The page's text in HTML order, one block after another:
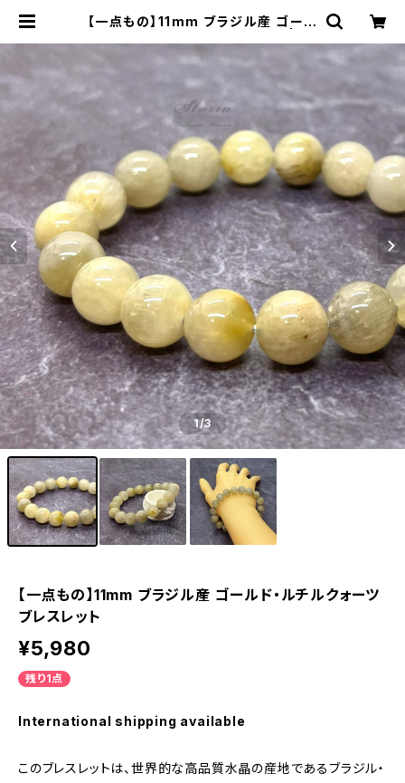
【一点もの】11mm ブラジル産 ゴール
oria
1/3
【一点もの】11mm ブラジル産 ゴールド・ルチルクォーツ
ブレスレット
¥5,980
残り1点
International shipping available
このブレスレットは、世界的な高品質水晶の産地であるブラジル・